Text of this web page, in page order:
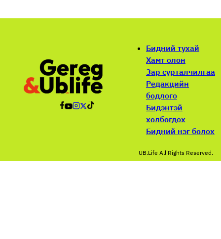
Бидний тухай
Хамт олон
Зар сурталчилгаа
Редакцийн
бодлого
Бидэнтэй
холбогдох
Бидний нэг болох
UB.Life All Rights Reserved.